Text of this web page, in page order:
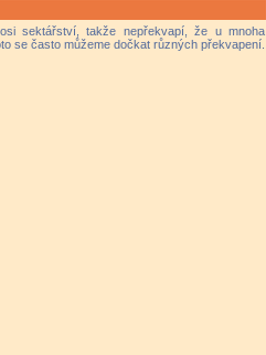
sektářství, takže nepřekvapí, že u mnoha
se často můžeme dočkat různých překvapení.